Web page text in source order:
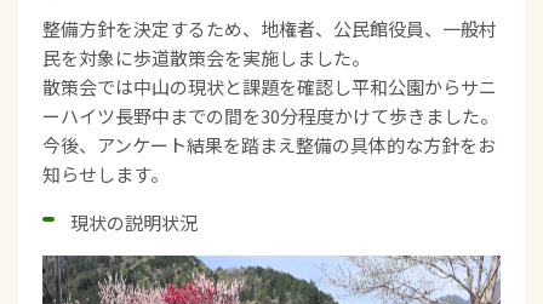
整備方針を決定するため、地権者、公民館役員、一般村
民を対象に歩道散策会を実施しました。
散策会では中山の現状と課題を確認し平和公園からサニ
ーハイツ長野中までの間を30分程度かけて歩きました。
今後、アンケート結果を踏まえ整備の具体的な方針をお
知らせします。
現状の説明状況